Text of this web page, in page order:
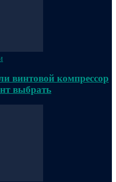
винтовой компрессор
выбрать